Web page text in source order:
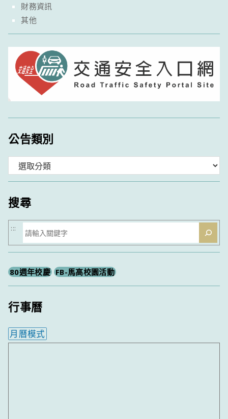
財務資訊
其他
公告類別
類
搜尋
搜
尋
:::
80週年校慶 FB-馬高校園活動
行事曆
月曆模式